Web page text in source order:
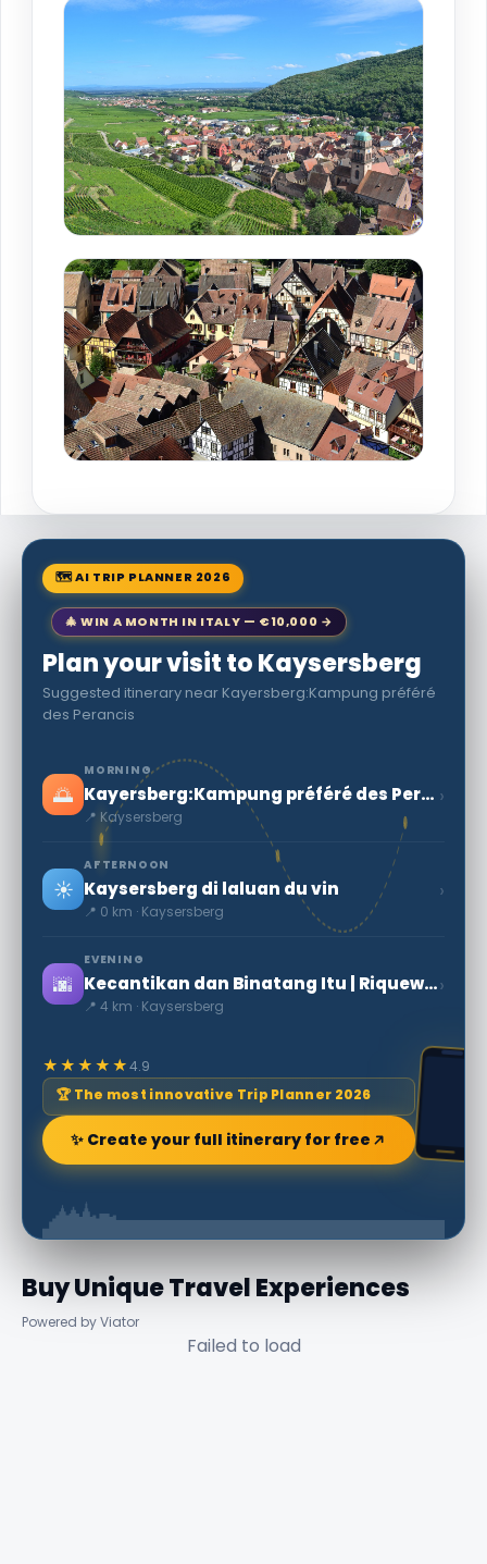
🗺 AI TRIP PLANNER 2026
🎄 WIN A MONTH IN ITALY — €10,000 →
Plan your visit to Kaysersberg
Suggested itinerary near Kayersberg:Kampung préféré
des Perancis
🌅
MORNING
Kayersberg:Kampung préféré des Perancis
📍 Kaysersberg
›
☀️
AFTERNOON
Kaysersberg di laluan du vin
📍 0 km · Kaysersberg
›
🌆
EVENING
Kecantikan dan Binatang Itu | Riquewhir
📍 4 km · Kaysersberg
›
★★★★★4.9
🏆 The most innovative Trip Planner 2026
✨ Create your full itinerary for free
Buy Unique Travel Experiences
Powered by Viator
Failed to load